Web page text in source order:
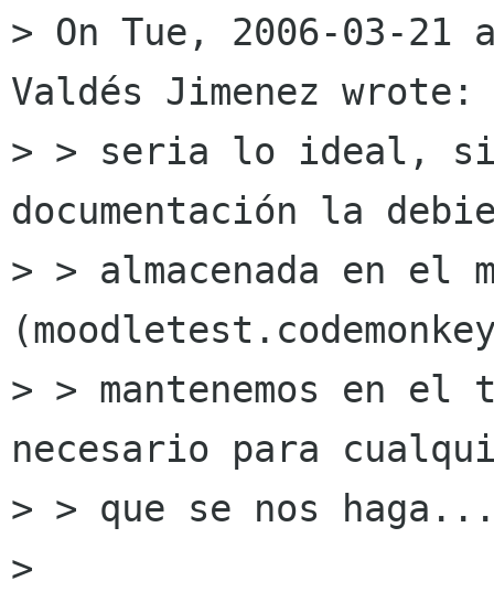
> On Tue, 2006-03-
Valdés Jimenez wrote:
> > seria lo ideal,
documentación la
> > almacenada en el
> > mantenemos en
necesario para
> > que se nos
>